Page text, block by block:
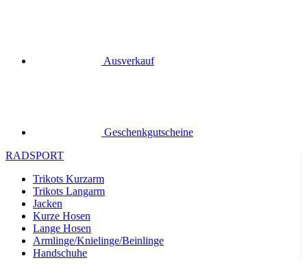
Trikots Langarm
Kurze Hosen
Armlinge/Knielinge/Beinlinge
Handschuhe